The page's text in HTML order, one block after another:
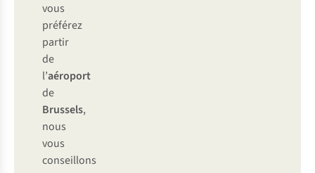
vous
préférez
partir
de
l’aéroport
de
Brussels,
nous
vous
conseillons